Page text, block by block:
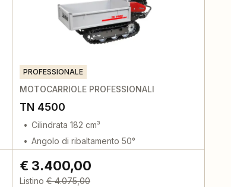
PROFESSIONALE
MOTOCARRIOLE PROFESSIONALI
TN 4500
Cilindrata 182 cm³
Angolo di ribaltamento 50°
€ 3.400,00
Listino € 4.075,00